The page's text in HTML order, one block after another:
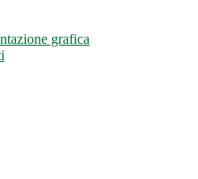
grafica